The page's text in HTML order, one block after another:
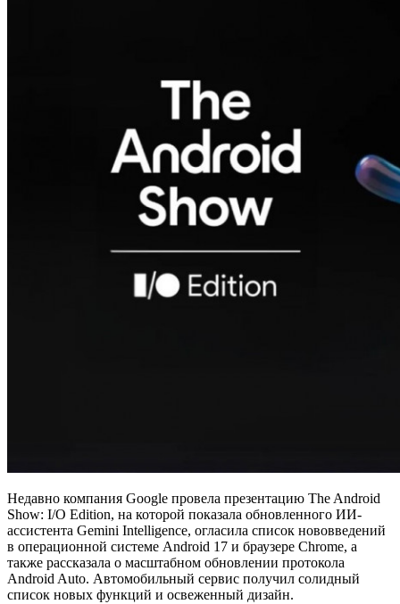
Недавно компания Google провела презентацию The Android
Show: I/O Edition, на которой показала обновленного ИИ-
ассистента Gemini Intelligence, огласила список нововведений
в операционной системе Android 17 и браузере Chrome, а
также рассказала о масштабном обновлении протокола
Android Auto. Автомобильный сервис получил солидный
список новых функций и освеженный дизайн.